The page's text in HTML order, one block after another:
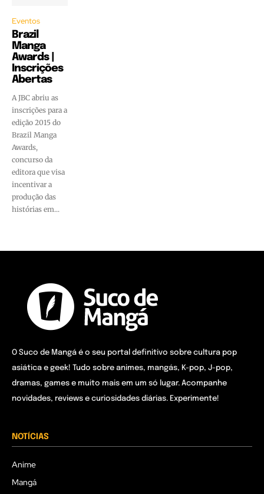
Eventos
Brazil
Manga
Awards |
Inscrições
Abertas
A JBC abriu as
inscrições para a
edição 2015 do
Brazil Manga
Awards,
concurso da
editora que visa
incentivar a
produção das
histórias em...
O Suco de Mangá é o seu portal definitivo sobre cultura pop
asiática e geek! Tudo sobre animes, mangás, K-pop, J-pop,
dramas, games e muito mais em um só lugar. Acompanhe
novidades, reviews e curiosidades diárias. Experimente!
NOTÍCIAS
Anime
Mangá